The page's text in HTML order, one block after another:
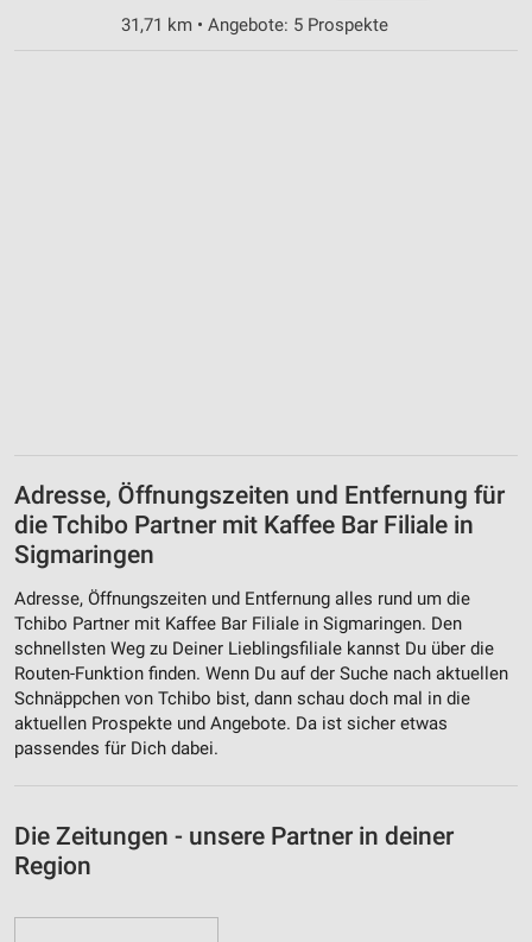
31,71 km • Angebote: 5 Prospekte
Adresse, Öffnungszeiten und Entfernung für
die Tchibo Partner mit Kaffee Bar Filiale in
Sigmaringen
Adresse, Öffnungszeiten und Entfernung alles rund um die
Tchibo Partner mit Kaffee Bar Filiale in Sigmaringen. Den
schnellsten Weg zu Deiner Lieblingsfiliale kannst Du über die
Routen-Funktion finden. Wenn Du auf der Suche nach aktuellen
Schnäppchen von Tchibo bist, dann schau doch mal in die
aktuellen Prospekte und Angebote. Da ist sicher etwas
passendes für Dich dabei.
Die Zeitungen - unsere Partner in deiner
Region